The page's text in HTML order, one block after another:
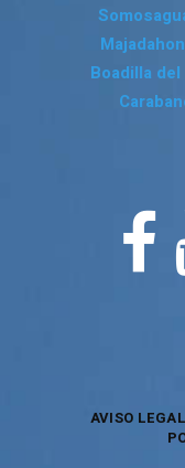
Boadilla
AVISO LEGAL